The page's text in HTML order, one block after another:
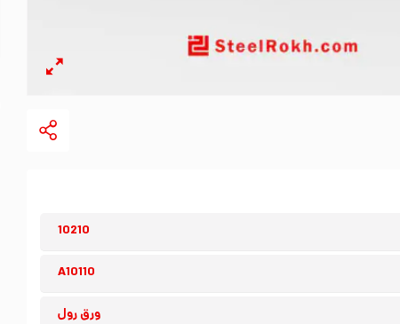
10210
A10110
ورق رول